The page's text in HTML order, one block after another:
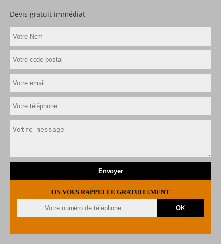
Devis gratuit immédiat
ON VOUS RAPPELLE GRATUITEMENT